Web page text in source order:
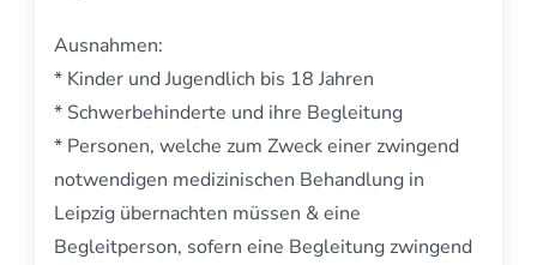
Ausnahmen:
* Kinder und Jugendlich bis 18 Jahren
* Schwerbehinderte und ihre Begleitung
* Personen, welche zum Zweck einer zwingend
notwendigen medizinischen Behandlung in
Leipzig übernachten müssen & eine
Begleitperson, sofern eine Begleitung zwingend